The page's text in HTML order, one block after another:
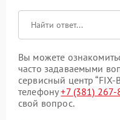
Вы можете
часто задаваемыми
сервисный центр
телефону+7 (381)
свой вопрос.